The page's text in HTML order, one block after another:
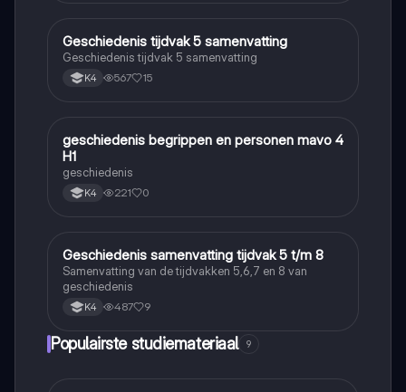
Geschiedenis
Geschiedenis tijdvak 5 samenvatting
Geschiedenis tijdvak 5 samenvatting
K4 567 15
Geschiedenis
geschiedenis begrippen en personen mavo 4
H1
geschiedenis
K4 221 0
Geschiedenis
Geschiedenis samenvatting tijdvak 5 t/m 8
Samenvatting van de tijdvakken 5,6,7 en 8 van
geschiedenis
K4 487 9
Populairste studiemateriaal 9